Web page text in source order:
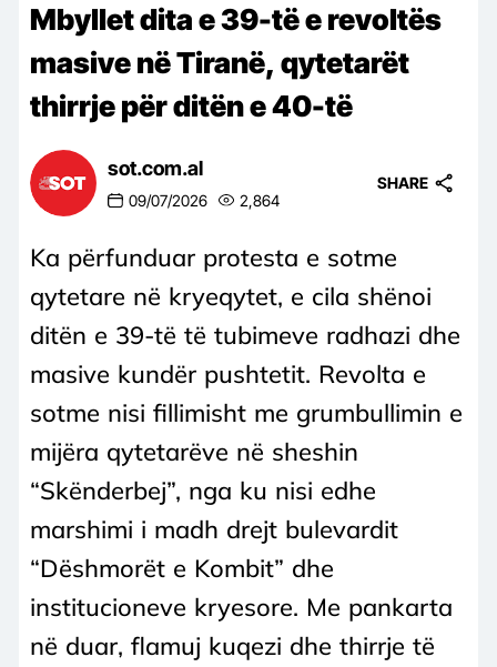
Mbyllet dita e 39-të e revoltës
masive në Tiranë, qytetarët
thirrje për ditën e 40-të
sot.com.al
09/07/2026 2,864
SHARE
Ka përfunduar protesta e sotme
qytetare në kryeqytet, e cila shënoi
ditën e 39-të të tubimeve radhazi dhe
masive kundër pushtetit. Revolta e
sotme nisi fillimisht me grumbullimin e
mijëra qytetarëve në sheshin
“Skënderbej”, nga ku nisi edhe
marshimi i madh drejt bulevardit
“Dëshmorët e Kombit” dhe
institucioneve kryesore. Me pankarta
në duar, flamuj kuqezi dhe thirrje të